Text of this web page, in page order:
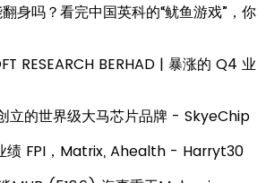
身吗？看完中国英科的“鱿鱼游戏”，你
RESEARCH BERHAD | 暴涨的 Q4 业
立的世界级大马芯片品牌 - SkyeChip
绩 FPI，Matrix, Ahealth - Harryt30